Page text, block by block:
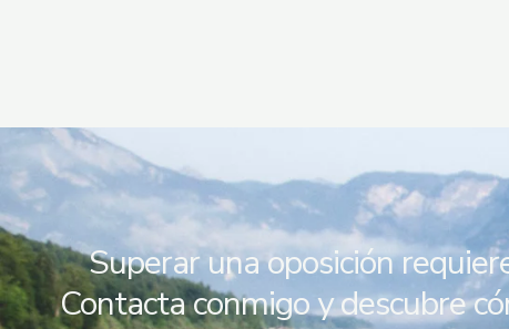
Superar una oposición
Contacta conmigo y descubre